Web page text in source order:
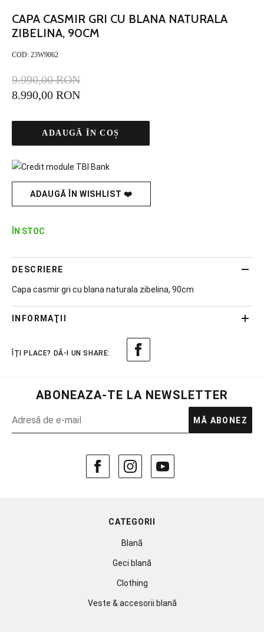
CAPA CASMIR GRI CU BLANA NATURALA
ZIBELINA, 90CM
COD: 23W9062
9.990,00 RON
8.990,00 RON
ADAUGĂ ÎN COȘ
ADAUGĂ ÎN WISHLIST ❤️
ÎN STOC
DESCRIERE
Capa casmir gri cu blana naturala zibelina, 90cm
INFORMAŢII
ABONEAZA-TE LA NEWSLETTER
MĂ ABONEZ
CATEGORII
Blană
Geci blană
Clothing
Veste & accesorii blană